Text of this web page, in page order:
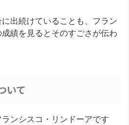
出続けていることも、フラン
績を見るとそのすごさが伝わ
いて
ンシスコ・リンドーアです